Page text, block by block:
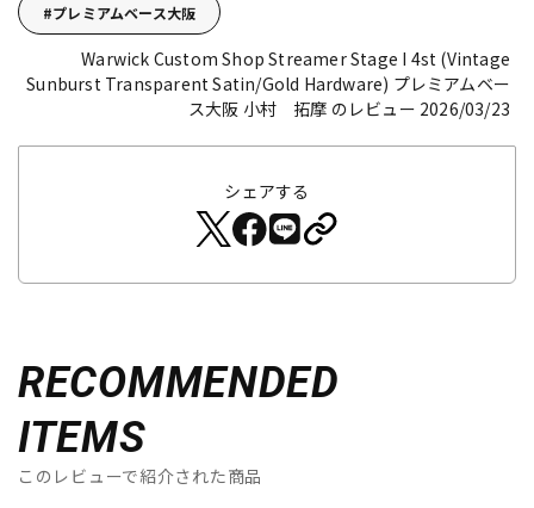
プレミアムベース大阪
Warwick Custom Shop Streamer Stage I 4st (Vintage
Sunburst Transparent Satin/Gold Hardware) プレミアムベー
ス大阪 小村 拓摩 のレビュー 2026/03/23
シェアする
RECOMMENDED
ITEMS
このレビューで紹介された商品